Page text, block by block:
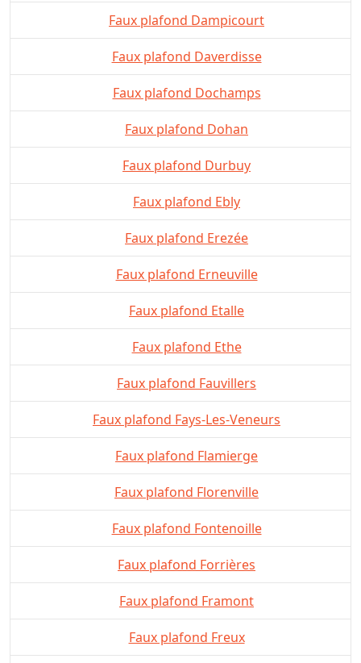
Faux plafond Dampicourt
Faux plafond Daverdisse
Faux plafond Dochamps
Faux plafond Dohan
Faux plafond Durbuy
Faux plafond Ebly
Faux plafond Erezée
Faux plafond Erneuville
Faux plafond Etalle
Faux plafond Ethe
Faux plafond Fauvillers
Faux plafond Fays-Les-Veneurs
Faux plafond Flamierge
Faux plafond Florenville
Faux plafond Fontenoille
Faux plafond Forrières
Faux plafond Framont
Faux plafond Freux